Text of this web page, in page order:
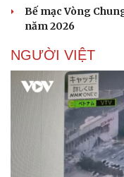
Bế mạc Vòng
năm 2026
NGƯỜI VIỆT